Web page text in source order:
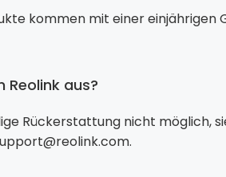
kommen mit einer
Reolink aus?
Rückerstattung nicht möglich,